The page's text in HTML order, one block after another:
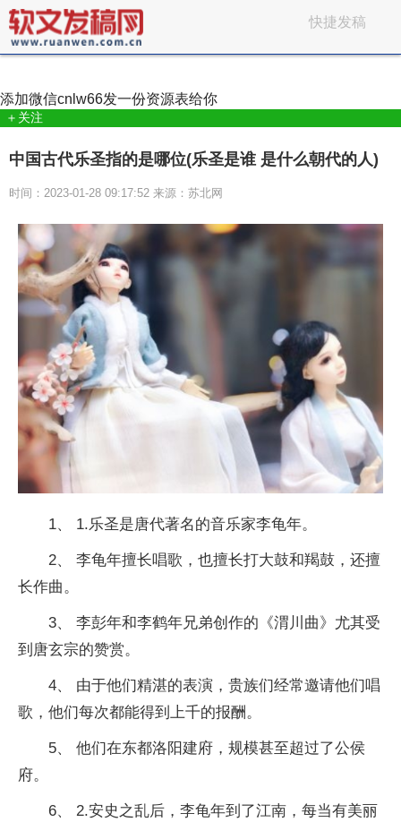
快捷发稿
添加微信cnlw66发一份资源表给你
＋关注
中国古代乐圣指的是哪位(乐圣是谁 是什么朝代的人)
时间：2023-01-28 09:17:52 来源：苏北网
1、 1.乐圣是唐代著名的音乐家李龟年。
2、 李龟年擅长唱歌，也擅长打大鼓和羯鼓，还擅
长作曲。
3、 李彭年和李鹤年兄弟创作的《渭川曲》尤其受
到唐玄宗的赞赏。
4、 由于他们精湛的表演，贵族们经常邀请他们唱
歌，他们每次都能得到上千的报酬。
5、 他们在东都洛阳建府，规模甚至超过了公侯
府。
6、 2.安史之乱后，李龟年到了江南，每当有美丽